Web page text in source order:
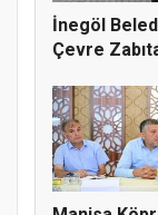
İnegöl
Çevre